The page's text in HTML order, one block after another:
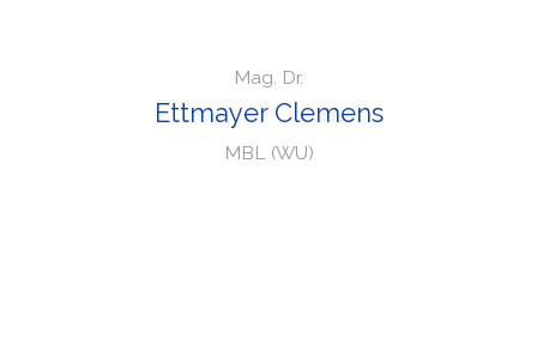
Mag. Dr.
Ettmayer Clemens
MBL (WU)